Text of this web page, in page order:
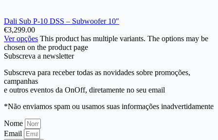
Dali Sub P-10 DSS – Subwoofer 10″
€3,299.00
Ver opções This product has multiple variants. The options may be
chosen on the product page
Subscreva a newsletter
Subscreva para receber todas as novidades sobre promoções,
campanhas
e outros eventos da OnOff, diretamente no seu email
*Não enviamos spam ou usamos suas informações inadvertidamente
Nome
Email